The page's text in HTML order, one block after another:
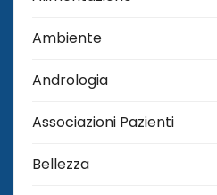
Ambiente
Andrologia
Associazioni Pazienti
Bellezza